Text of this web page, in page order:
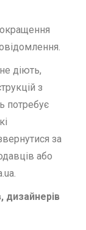
діють,
з
потребує
за
або
дизайнерів